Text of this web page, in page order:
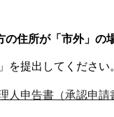
の住所が「市外」の
」を提出してください
理人申告書（承認申